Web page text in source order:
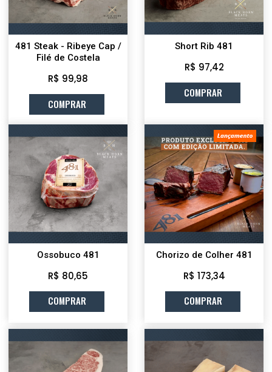
481 Steak - Ribeye Cap /
Filé de Costela
R$ 99,98
COMPRAR
Short Rib 481
R$ 97,42
COMPRAR
Ossobuco 481
R$ 80,65
COMPRAR
Chorizo de Colher 481
R$ 173,34
COMPRAR